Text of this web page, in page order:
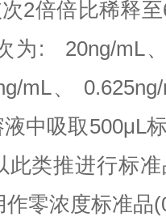
2倍倍比稀释
为: 20ng/mL
mL、
中吸取500μL
此类推进行标
零浓度标准品